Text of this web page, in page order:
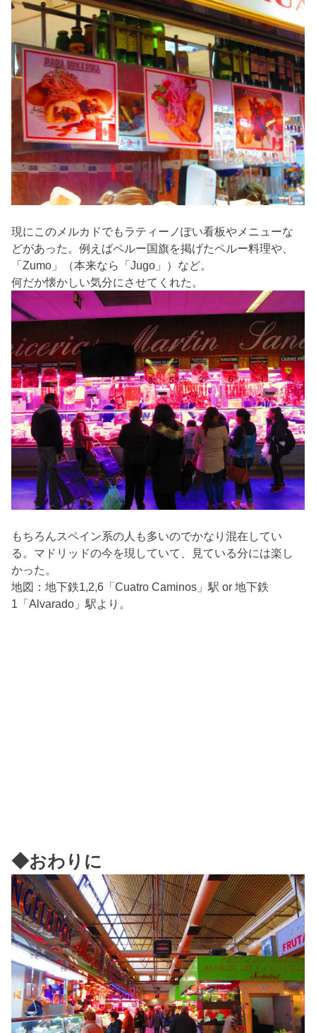
現にこのメルカドでもラティーノぽい看板やメニューな
どがあった。例えばペルー国旗を掲げたペルー料理や、
「Zumo」（本来なら「Jugo」）など。
何だか懐かしい気分にさせてくれた。
もちろんスペイン系の人も多いのでかなり混在してい
る。マドリッドの今を現していて、見ている分には楽し
かった。
地図：地下鉄1,2,6「Cuatro Caminos」駅 or 地下鉄
1「Alvarado」駅より。
◆おわりに